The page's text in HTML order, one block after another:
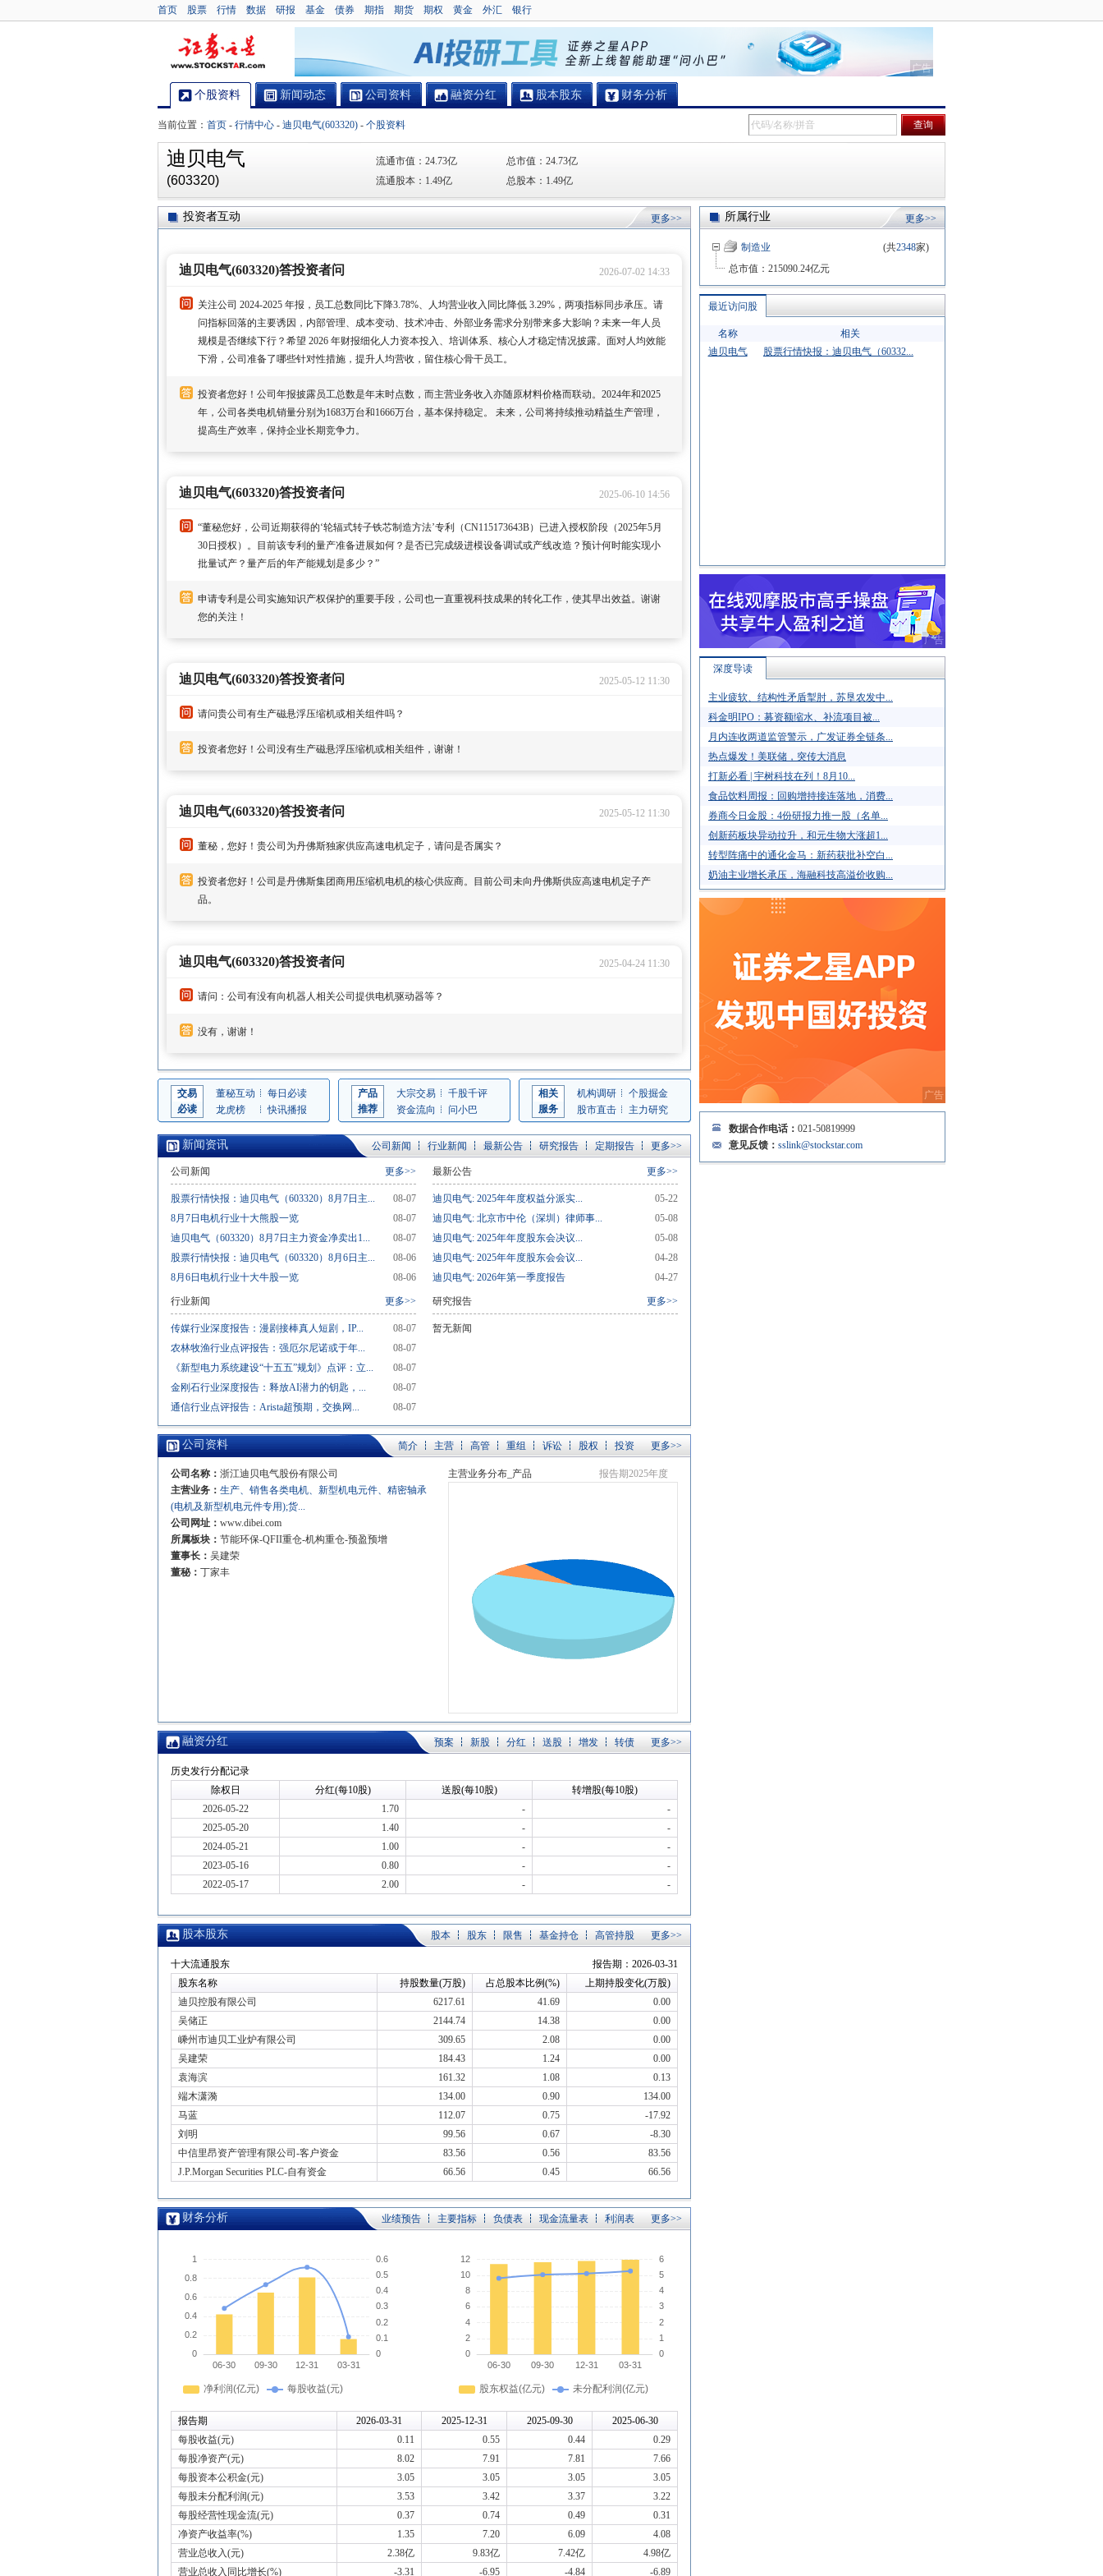
首页 股票 行情 数据 研报 基金 债券 期指 期货 期权 黄金 外汇 银行
个股资料 新闻动态 公司资料 融资分红 股本股东 财务分析
当前位置： 首页 - 行情中心 - 迪贝电气(603320) - 个股资料
迪贝电气
(603320)
流通市值： 24.73亿 总市值： 24.73亿
流通股本： 1.49亿 总股本： 1.49亿
投资者互动 更多>>
迪贝电气(603320)答投资者问 2026-07-02 14:33
关注公司 2024-2025 年报，员工总数同比下降3.78%、人均营业收入同比降低 3.29%，两项指标同步承压。请
问指标回落的主要诱因，内部管理、成本变动、技术冲击、外部业务需求分别带来多大影响？未来一年人员
规模是否继续下行？希望 2026 年财报细化人力资本投入、培训体系、核心人才稳定情况披露。面对人均效能
下滑，公司准备了哪些针对性措施，提升人均营收，留住核心骨干员工。
投资者您好！公司年报披露员工总数是年末时点数，而主营业务收入亦随原材料价格而联动。2024年和2025
年，公司各类电机销量分别为1683万台和1666万台，基本保持稳定。 未来，公司将持续推动精益生产管理，
提高生产效率，保持企业长期竞争力。
迪贝电气(603320)答投资者问 2025-06-10 14:56
“董秘您好，公司近期获得的‘轮辐式转子铁芯制造方法’专利（CN115173643B）已进入授权阶段（2025年5月
30日授权）。目前该专利的量产准备进展如何？是否已完成级进模设备调试或产线改造？预计何时能实现小
批量试产？量产后的年产能规划是多少？”
申请专利是公司实施知识产权保护的重要手段，公司也一直重视科技成果的转化工作，使其早出效益。谢谢
您的关注！
迪贝电气(603320)答投资者问 2025-05-12 11:30
请问贵公司有生产磁悬浮压缩机或相关组件吗？
投资者您好！公司没有生产磁悬浮压缩机或相关组件，谢谢！
迪贝电气(603320)答投资者问 2025-05-12 11:30
董秘，您好！贵公司为丹佛斯独家供应高速电机定子，请问是否属实？
投资者您好！公司是丹佛斯集团商用压缩机电机的核心供应商。目前公司未向丹佛斯供应高速电机定子产
品。
迪贝电气(603320)答投资者问 2025-04-24 11:30
请问：公司有没有向机器人相关公司提供电机驱动器等？
没有，谢谢！
交易
必读
董秘互动
每日必读
龙虎榜
快讯播报
产品
推荐
大宗交易
千股千评
资金流向
问小巴
相关
服务
机构调研
个股掘金
股市直击
主力研究
新闻资讯 公司新闻 行业新闻 最新公告 研究报告 定期报告 更多>>
更多>>
公司新闻
08-07
股票行情快报：迪贝电气（603320）8月7日主...
08-07
8月7日电机行业十大熊股一览
08-07
迪贝电气（603320）8月7日主力资金净卖出1...
08-06
股票行情快报：迪贝电气（603320）8月6日主...
08-06
8月6日电机行业十大牛股一览
更多>>
行业新闻
08-07
传媒行业深度报告：漫剧接棒真人短剧，IP...
08-07
农林牧渔行业点评报告：强厄尔尼诺或于年...
08-07
《新型电力系统建设“十五五”规划》点评：立...
08-07
金刚石行业深度报告：释放AI潜力的钥匙，...
08-07
通信行业点评报告：Arista超预期，交换网...
更多>>
最新公告
05-22
迪贝电气: 2025年年度权益分派实...
05-08
迪贝电气: 北京市中伦（深圳）律师事...
05-08
迪贝电气: 2025年年度股东会决议...
04-28
迪贝电气: 2025年年度股东会会议...
04-27
迪贝电气: 2026年第一季度报告
更多>>
研究报告
暂无新闻
公司资料 简介 主营 高管 重组 诉讼 股权 投资 更多>>
公司名称： 浙江迪贝电气股份有限公司
主营业务： 生产、销售各类电机、新型机电元件、精密轴承
(电机及新型机电元件专用);货...
公司网址： www.dibei.com
所属板块： 节能环保-QFII重仓-机构重仓-预盈预增
董事长： 吴建荣
董秘： 丁家丰
主营业务分布_产品 报告期2025年度
融资分红 预案 新股 分红 送股 增发 转债 更多>>
历史发行分配记录
除权日
分红(每10股) 送股(每10股)
转增股(每10股)
2026-05-22
1.70 -
-
2025-05-20
1.40 -
-
2024-05-21
1.00 -
-
2023-05-16
0.80 -
-
2022-05-17
2.00 - -
股本股东 股本 股东 限售 基金持仓 高管持股 更多>>
十大流通股东
报告期：2026-03-31
股东名称
持股数量(万股) 占总股本比例(%)
上期持股变化(万股)
迪贝控股有限公司
6217.61 41.69
0.00
吴储正
2144.74 14.38
0.00
嵊州市迪贝工业炉有限公司
309.65 2.08
0.00
吴建荣
184.43 1.24
0.00
袁海滨
161.32 1.08
0.13
端木潇漪
134.00 0.90
134.00
马蓝
112.07 0.75
-17.92
刘明
99.56 0.67
-8.30
中信里昂资产管理有限公司-客户资金
83.56 0.56
83.56
J.P.Morgan Securities PLC-自有资金
66.56 0.45 66.56
财务分析 业绩预告 主要指标 负债表 现金流量表 利润表 更多>>
报告期 2026-03-31 2025-12-31 2025-09-30
2025-06-30
每股收益(元)
0.11 0.55 0.44
0.29
每股净资产(元)
8.02 7.91 7.81
7.66
每股资本公积金(元)
3.05 3.05 3.05
3.05
每股未分配利润(元)
3.53 3.42 3.37
3.22
每股经营性现金流(元)
0.37 0.74 0.49
0.31
净资产收益率(%)
1.35 7.20 6.09
4.08
营业总收入(元)
2.38亿 9.83亿 7.42亿
4.98亿
营业总收入同比增长(%)
-3.31 -6.95 -4.84 -6.89
所属行业 更多>>
制造业 (共2348家)
总市值： 215090.24亿元
最近访问股
名称
相关
迪贝电气
股票行情快报：迪贝电气（60332...
深度导读
主业疲软、结构性矛盾掣肘，苏垦农发中...
科金明IPO：募资额缩水、补流项目被...
月内连收两道监管警示，广发证券全链条...
热点爆发！美联储，突传大消息
打新必看 | 宇树科技在列！8月10...
食品饮料周报：回购增持接连落地，消费...
券商今日金股：4份研报力推一股（名单...
创新药板块异动拉升，和元生物大涨超1...
转型阵痛中的通化金马：新药获批补空白...
奶油主业增长承压，海融科技高溢价收购...
数据合作电话： 021-50819999
意见反馈： sslink@stockstar.com